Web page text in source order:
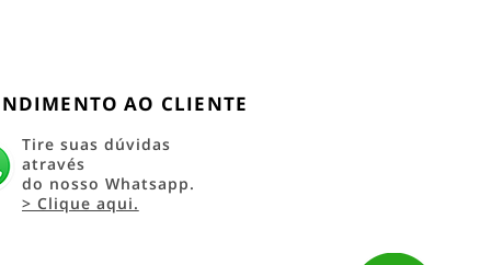
AO CLIENTE
Tire suas dúvidas
através
do nosso Whatsapp.
> Clique aqui.